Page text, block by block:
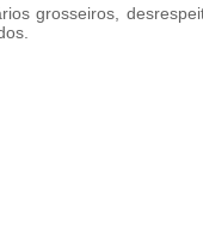
grosseiros,